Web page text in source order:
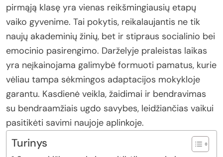
pirmąją klasę yra vienas reikšmingiausių etapų
vaiko gyvenime. Tai pokytis, reikalaujantis ne tik
naujų akademinių žinių, bet ir stipraus socialinio bei
emocinio pasirengimo. Darželyje praleistas laikas
yra neįkainojama galimybė formuoti pamatus, kurie
vėliau tampa sėkmingos adaptacijos mokykloje
garantu. Kasdienė veikla, žaidimai ir bendravimas
su bendraamžiais ugdo savybes, leidžiančias vaikui
pasitikėti savimi naujoje aplinkoje.
Turinys